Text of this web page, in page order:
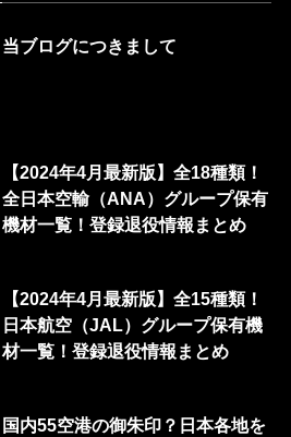
当ブログにつきまして
【2024年4月最新版】全18種類！
全日本空輸（ANA）グループ保有
機材一覧！登録退役情報まとめ
【2024年4月最新版】全15種類！
日本航空（JAL）グループ保有機
材一覧！登録退役情報まとめ
国内55空港の御朱印？日本各地を